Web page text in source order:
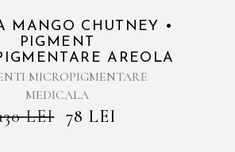
-40%
MANGO CHUTNEY •
PIGMENT
AREOLA
MICROPIGMENTARE
MEDICALA
LEI 78 LEI